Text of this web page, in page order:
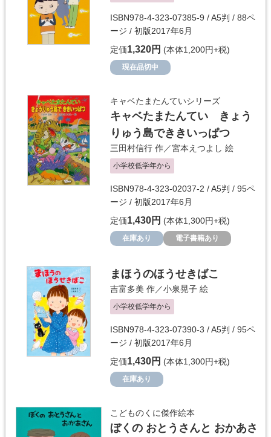
ISBN978-4-323-07385-9 / A5判 / 88ペ
ージ / 初版2017年6月
定価1,320円 (本体1,200円+税)
現在品切中
キャベたまたんていシリーズ
キャベたまたんてい きょう
りゅう島でききいっぱつ
三田村信行 作／宮本えつよし 絵
小学校低学年から
ISBN978-4-323-02037-2 / A5判 / 95ペ
ージ / 初版2017年6月
定価1,430円 (本体1,300円+税)
在庫あり 電子書籍あり
まほうのほうせきばこ
吉富多美 作／小泉晃子 絵
小学校低学年から
ISBN978-4-323-07390-3 / A5判 / 95ペ
ージ / 初版2017年6月
定価1,430円 (本体1,300円+税)
在庫あり
こどものくに傑作絵本
ぼくの おとうさんと おかあさ